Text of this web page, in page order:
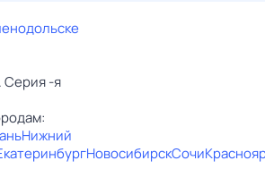
Серия -я
Нижний
НовосибирскСочи